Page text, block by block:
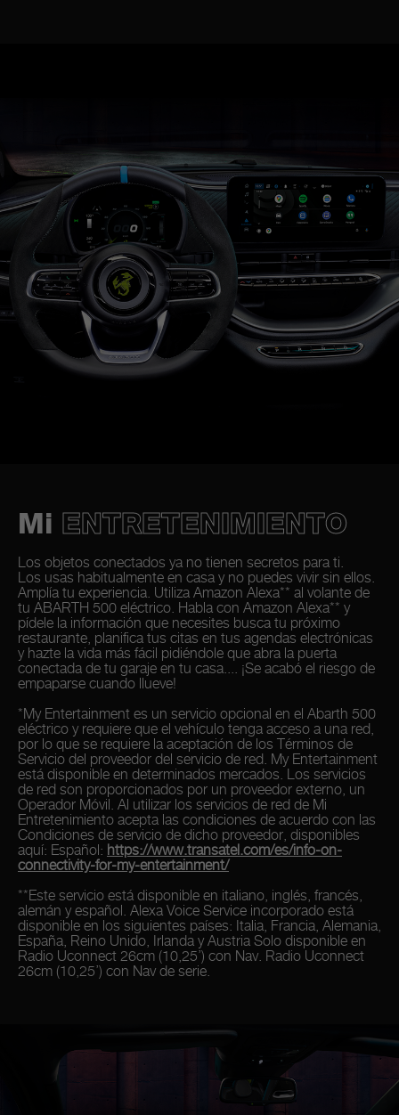
Mi ENTRETENIMIENTO
Los objetos conectados ya no tienen secretos para ti.
Los usas habitualmente en casa y no puedes vivir sin ellos.
Amplía tu experiencia. Utiliza Amazon Alexa** al volante de
tu ABARTH 500 eléctrico. Habla con Amazon Alexa** y
pídele la información que necesites busca tu próximo
restaurante, planifica tus citas en tus agendas electrónicas
y hazte la vida más fácil pidiéndole que abra la puerta
conectada de tu garaje en tu casa.... ¡Se acabó el riesgo de
empaparse cuando llueve!
*My Entertainment es un servicio opcional en el Abarth 500
eléctrico y requiere que el vehículo tenga acceso a una red,
por lo que se requiere la aceptación de los Términos de
Servicio del proveedor del servicio de red. My Entertainment
está disponible en determinados mercados. Los servicios
de red son proporcionados por un proveedor externo, un
Operador Móvil. Al utilizar los servicios de red de Mi
Entretenimiento acepta las condiciones de acuerdo con las
Condiciones de servicio de dicho proveedor, disponibles
aquí: Español: https://www.transatel.com/es/info-on-
connectivity-for-my-entertainment/
**Este servicio está disponible en italiano, inglés, francés,
alemán y español. Alexa Voice Service incorporado está
disponible en los siguientes países: Italia, Francia, Alemania,
España, Reino Unido, Irlanda y Austria Solo disponible en
Radio Uconnect 26cm (10,25’) con Nav. Radio Uconnect
26cm (10,25’) con Nav de serie.